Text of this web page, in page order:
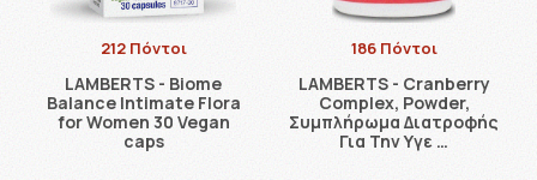
212 Πόντοι
LAMBERTS - Biome
Balance Intimate Flora
for Women 30 Vegan
caps
186 Πόντοι
LAMBERTS - Cranberry
Complex, Powder,
Συμπλήρωμα Διατροφής
Για Την Υγε …